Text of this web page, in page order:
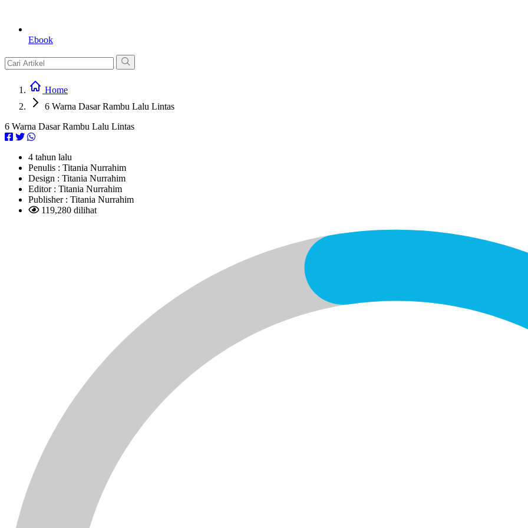
Ebook
Home
6 Warna Dasar Rambu Lalu Lintas
6 Warna Dasar Rambu Lalu Lintas
4 tahun lalu
Penulis : Titania Nurrahim
Design : Titania Nurrahim
Editor : Titania Nurrahim
Publisher : Titania Nurrahim
119,280 dilihat